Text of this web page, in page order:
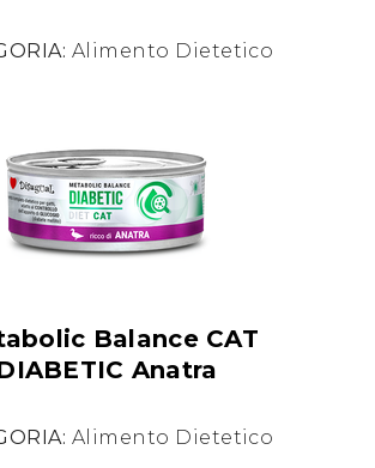
Alimento Dietetico
Balance CAT
Anatra
Alimento Dietetico